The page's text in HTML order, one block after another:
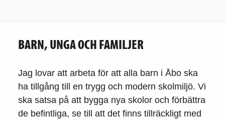
BARN, UNGA OCH FAMILJER
Jag lovar att arbeta för att alla barn i Åbo ska
ha tillgång till en trygg och modern skolmiljö. Vi
ska satsa på att bygga nya skolor och förbättra
de befintliga, se till att det finns tillräckligt med